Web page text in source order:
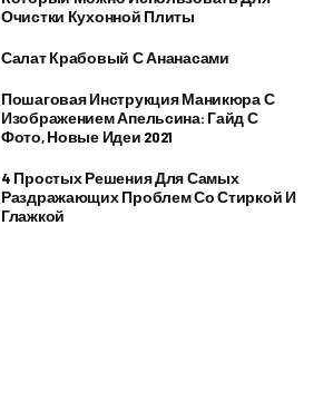
Очистки Кухонной Плиты
Салат Крабовый С Ананасами
Пошаговая Инструкция Маникюра С
Изображением Апельсина: Гайд С
Фото, Новые Идеи 2021
4 Простых Решения Для Самых
Раздражающих Проблем Со Стиркой И
Глажкой